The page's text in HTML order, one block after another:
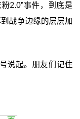
2.0”事件，到底是
战争边缘的层层加
说起。朋友们记住